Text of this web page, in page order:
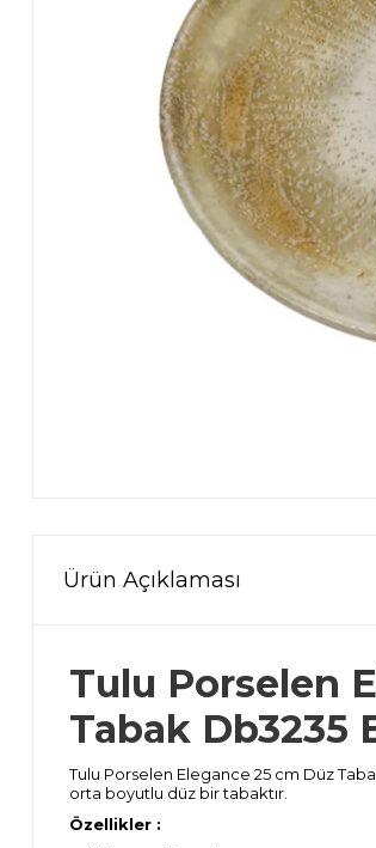
Ürün Açıklaması
Tulu Porselen
Tabak Db3235
Tulu Porselen Elegance 25 cm Düz
orta boyutlu düz bir tabaktır.
Özellikler :